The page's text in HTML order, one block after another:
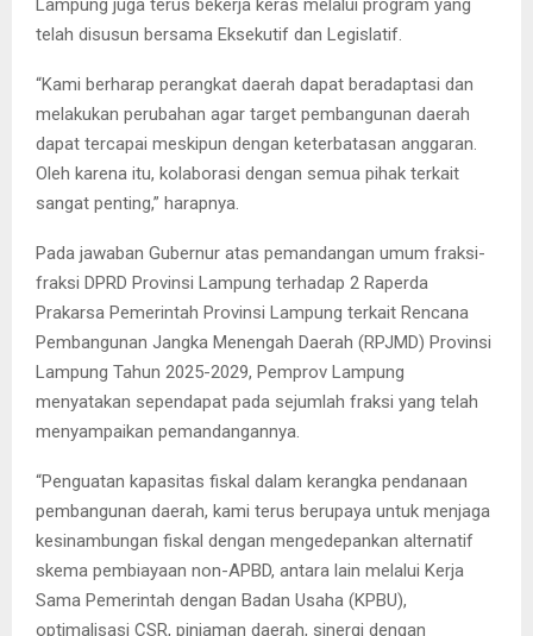
Lampung juga terus bekerja keras melalui program yang
telah disusun bersama Eksekutif dan Legislatif.
“Kami berharap perangkat daerah dapat beradaptasi dan
melakukan perubahan agar target pembangunan daerah
dapat tercapai meskipun dengan keterbatasan anggaran.
Oleh karena itu, kolaborasi dengan semua pihak terkait
sangat penting,” harapnya.
Pada jawaban Gubernur atas pemandangan umum fraksi-
fraksi DPRD Provinsi Lampung terhadap 2 Raperda
Prakarsa Pemerintah Provinsi Lampung terkait Rencana
Pembangunan Jangka Menengah Daerah (RPJMD) Provinsi
Lampung Tahun 2025-2029, Pemprov Lampung
menyatakan sependapat pada sejumlah fraksi yang telah
menyampaikan pemandangannya.
“Penguatan kapasitas fiskal dalam kerangka pendanaan
pembangunan daerah, kami terus berupaya untuk menjaga
kesinambungan fiskal dengan mengedepankan alternatif
skema pembiayaan non-APBD, antara lain melalui Kerja
Sama Pemerintah dengan Badan Usaha (KPBU),
optimalisasi CSR, pinjaman daerah, sinergi dengan